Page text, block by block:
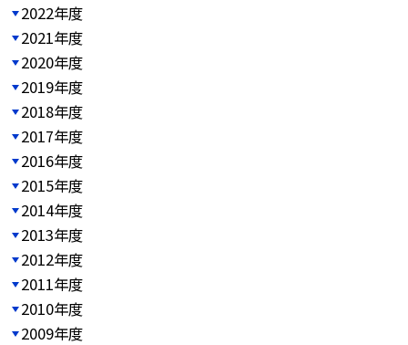
2022年度
2021年度
2020年度
2019年度
2018年度
2017年度
2016年度
2015年度
2014年度
2013年度
2012年度
2011年度
2010年度
2009年度